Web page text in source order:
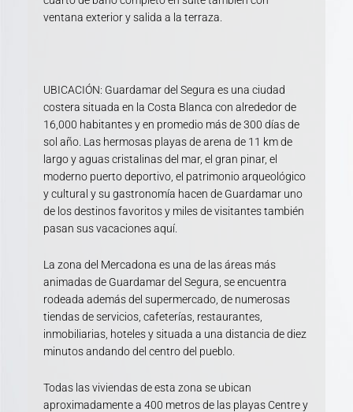
ventana exterior y salida a la terraza.
UBICACIÓN: Guardamar del Segura es una ciudad
costera situada en la Costa Blanca con alrededor de
16,000 habitantes y en promedio más de 300 días de
sol año. Las hermosas playas de arena de 11 km de
largo y aguas cristalinas del mar, el gran pinar, el
moderno puerto deportivo, el patrimonio arqueológico
y cultural y su gastronomía hacen de Guardamar uno
de los destinos favoritos y miles de visitantes también
pasan sus vacaciones aquí.
La zona del Mercadona es una de las áreas más
animadas de Guardamar del Segura, se encuentra
rodeada además del supermercado, de numerosas
tiendas de servicios, cafeterías, restaurantes,
inmobiliarias, hoteles y situada a una distancia de diez
minutos andando del centro del pueblo.
Todas las viviendas de esta zona se ubican
aproximadamente a 400 metros de las playas Centre y